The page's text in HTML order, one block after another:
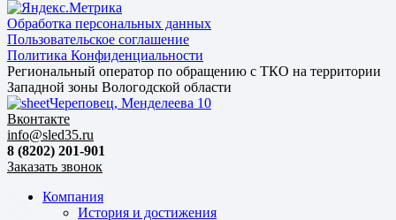
Обработка персональных данных
Пользовательское соглашение
Политика Конфиденциальности
Региональный оператор по обращению с ТКО на территории
Западной зоны Вологодской области
Череповец, Менделеева 10
Вконтакте
info@sled35.ru
8 (8202) 201-901
Заказать звонок
Компания
История и достижения